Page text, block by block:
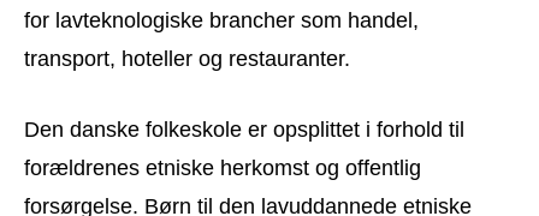
for lavteknologiske brancher som handel,
transport, hoteller og restauranter.
Den danske folkeskole er opsplittet i forhold til
forældrenes etniske herkomst og offentlig
forsørgelse. Børn til den lavuddannede etniske